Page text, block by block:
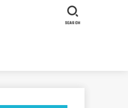
SEARCH